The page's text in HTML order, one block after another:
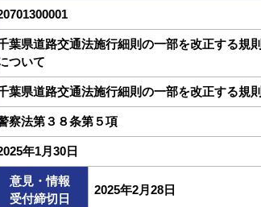
葉県道路交通法施行細則の一部を改正する規則
ついて
葉県道路交通法施行細則の一部を改正する規則
察法第３８条第５項
年1月30日
意見・情報
受付締切日
2025年2月28日